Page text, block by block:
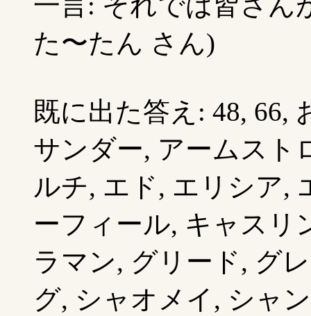
た〜たん さん)
既に出た答え: 48, 66,
サンダー, アームスト
ルチ, エド, エリシア,
ーフィール, キャスリ
ラマン, グリード, グ
グ, シャオメイ, シャ